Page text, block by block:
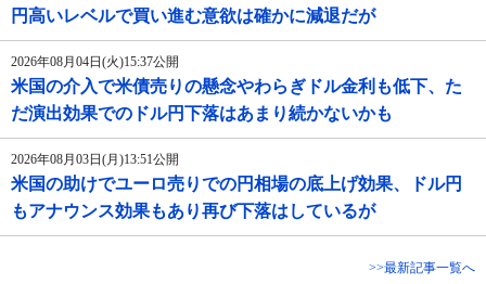
円高いレベルで買い進む意欲は確かに減退だが
2026年08月04日(火)15:37公開
米国の介入で米債売りの懸念やわらぎドル金利も低下、た
だ演出効果でのドル円下落はあまり続かないかも
2026年08月03日(月)13:51公開
米国の助けでユーロ売りでの円相場の底上げ効果、ドル円
もアナウンス効果もあり再び下落はしているが
>>最新記事一覧へ